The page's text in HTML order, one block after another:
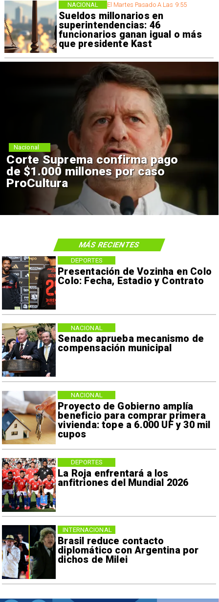
El Martes Pasado A Las 9:55
Sueldos millonarios en
superintendencias: 46
funcionarios ganan igual o más
que presidente Kast
NACIONAL
Corte Suprema confirma pago
de $1.000 millones por caso
ProCultura
Nacional
Presentación de Vozinha en Colo
Colo: Fecha, Estadio y Contrato
DEPORTES
Senado aprueba mecanismo de
compensación municipal
NACIONAL
Proyecto de Gobierno amplía
beneficio para comprar primera
vivienda: tope a 6.000 UF y 30 mil
cupos
NACIONAL
La Roja enfrentará a los
anfitriones del Mundial 2026
DEPORTES
Brasil reduce contacto
diplomático con Argentina por
dichos de Milei
INTERNACIONAL
MÁS RECIENTES